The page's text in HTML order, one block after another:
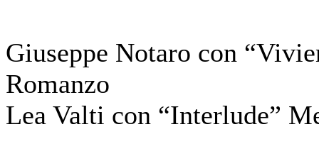
Giuseppe Notaro con
Romanzo
Lea Valti con “Interlude”